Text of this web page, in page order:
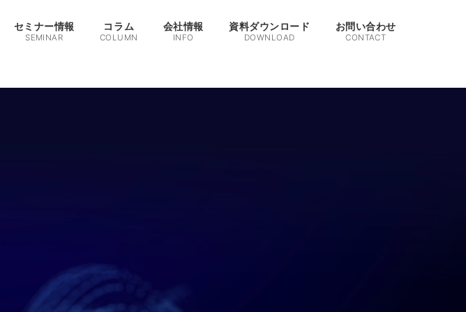
セミナー情報
SEMINAR
コラム
COLUMN
会社情報
INFO
資料ダウンロード
DOWNLOAD
お問い合わせ
CONTACT